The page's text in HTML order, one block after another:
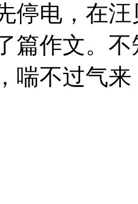
停电，在
篇作文。
喘不过气